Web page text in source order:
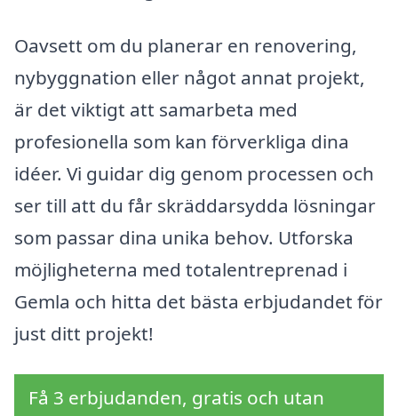
Oavsett om du planerar en renovering,
nybyggnation eller något annat projekt,
är det viktigt att samarbeta med
profesionella som kan förverkliga dina
idéer. Vi guidar dig genom processen och
ser till att du får skräddarsydda lösningar
som passar dina unika behov. Utforska
möjligheterna med totalentreprenad i
Gemla och hitta det bästa erbjudandet för
just ditt projekt!
Få 3 erbjudanden, gratis och utan